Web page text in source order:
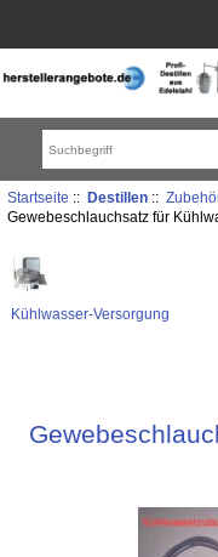
Startseite :: Destillen::
Gewebeschlauchsatz für
Kühlwasser-Versorgung